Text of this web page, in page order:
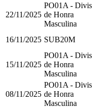
22/11/2025
PO01A -
de Honra
Masculina
16/11/2025 SUB20M
15/11/2025
PO01A -
de Honra
Masculina
08/11/2025
PO01A -
de Honra
Masculina